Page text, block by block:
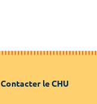
Contacter le CHU